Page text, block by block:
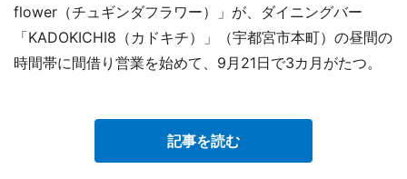
flower（チュギンダフラワー）」が、ダイニングバー
「KADOKICHI8（カドキチ）」（宇都宮市本町）の昼間の
時間帯に間借り営業を始めて、9月21日で3カ月がたつ。
記事を読む